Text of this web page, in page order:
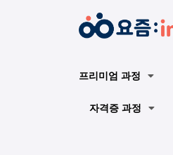
프리미엄 과정
자격증 과정